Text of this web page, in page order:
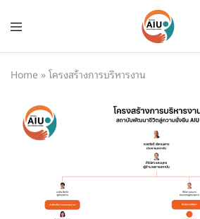
Home »โครงสร้างการบริหารงาน